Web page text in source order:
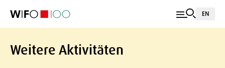
EN
Weitere Aktivitäten